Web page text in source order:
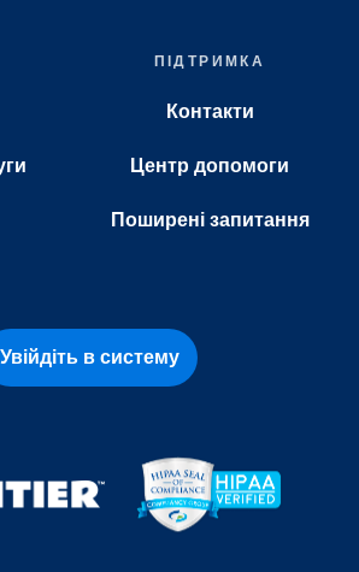
ПІДТРИМКА
Контакти
Центр допомоги
Поширені запитання
Увійдіть в систему